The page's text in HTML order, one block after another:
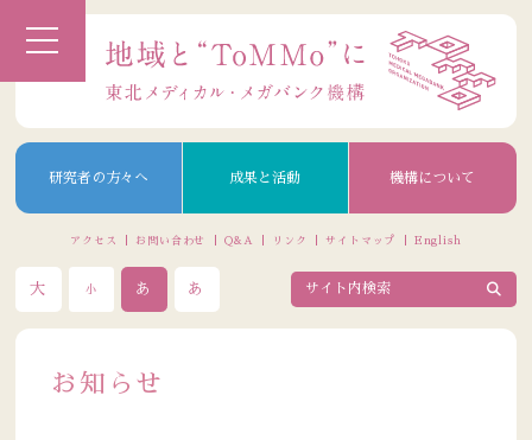
研究者の方々へ 成果と活動 機構について
アクセス お問い合わせ Q&A リンク サイトマップ English
大 小 あ あ
お知らせ